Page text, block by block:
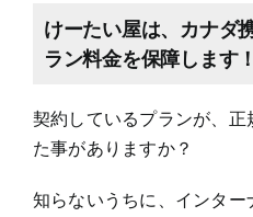
けーたい屋は、カナダ
ラン料金を保障します！
契約しているプランが、
た事がありますか？
知らないうちに、インタ